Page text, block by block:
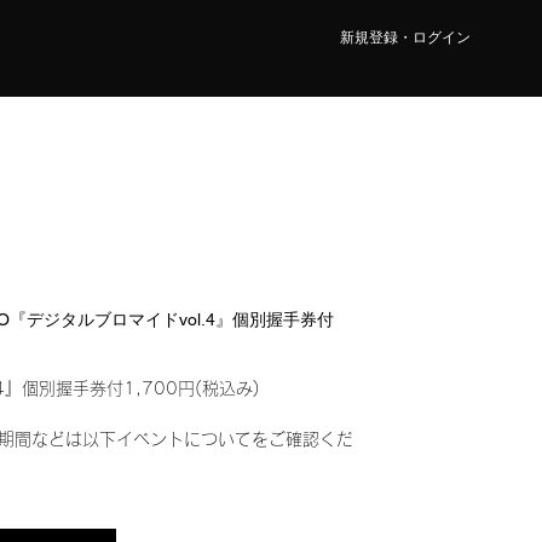
新規登録・ログイン
『デジタルブロマイドvol.4』個別握手券付
』個別握手券付1,700円(税込み)
間などは以下イベントについてをご確認くだ